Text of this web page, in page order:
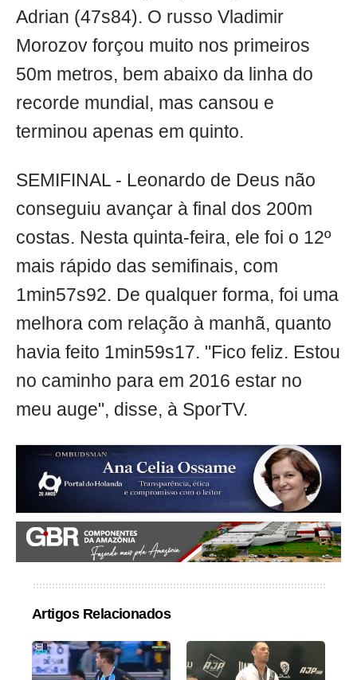
Adrian (47s84). O russo Vladimir
Morozov forçou muito nos primeiros
50m metros, bem abaixo da linha do
recorde mundial, mas cansou e
terminou apenas em quinto.
SEMIFINAL - Leonardo de Deus não
conseguiu avançar à final dos 200m
costas. Nesta quinta-feira, ele foi o 12º
mais rápido das semifinais, com
1min57s92. De qualquer forma, foi uma
melhora com relação à manhã, quanto
havia feito 1min59s17. "Fico feliz. Estou
no caminho para em 2016 estar no
meu auge", disse, à SporTV.
Artigos Relacionados